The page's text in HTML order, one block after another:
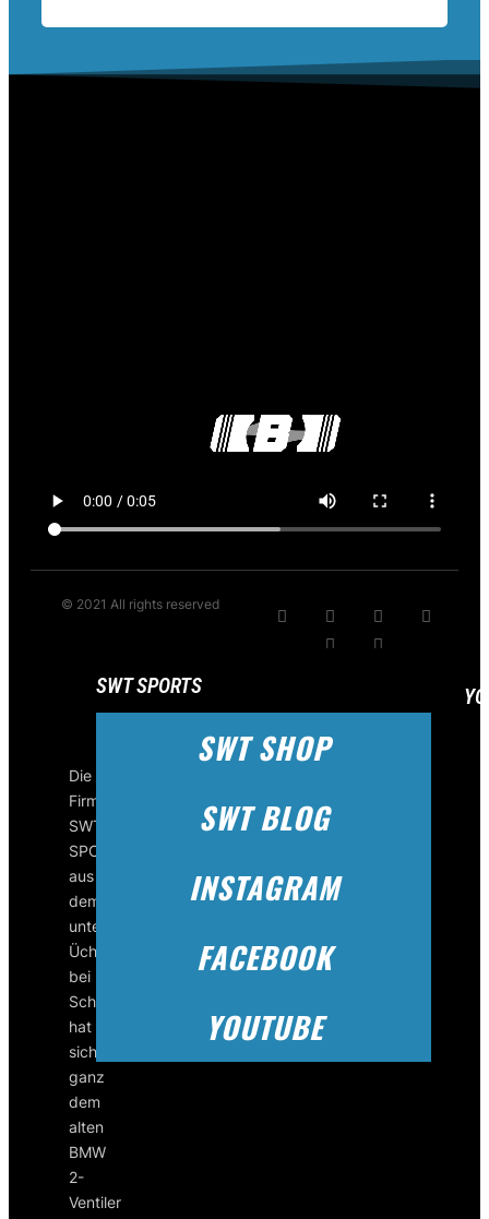
© 2021 All rights reserved
Die
Firma
SWT-
SPORTS
aus
dem
unterfränkischen
Üchtelhausen
bei
Schweinfurt
hat
sich
ganz
dem
alten
BMW
2-
Ventiler
SWT SPORTS
SWT SHOP
SWT BLOG
INSTAGRAM
FACEBOOK
YOUTUBE